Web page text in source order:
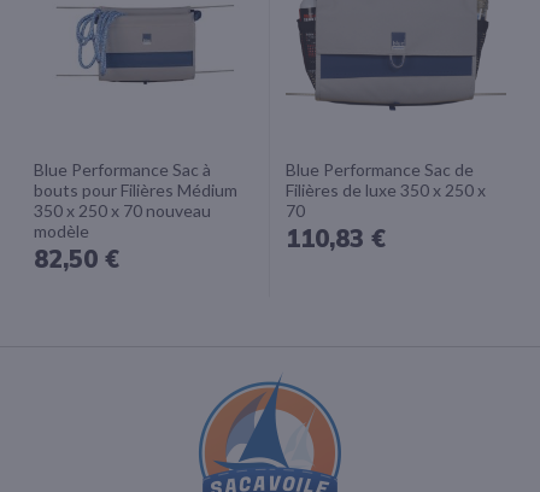
Blue Performance Sac à
bouts pour Filières Médium
350 x 250 x 70 nouveau
modèle
82,50 €
Blue Performance Sac de
Filières de luxe 350 x 250 x
70
110,83 €